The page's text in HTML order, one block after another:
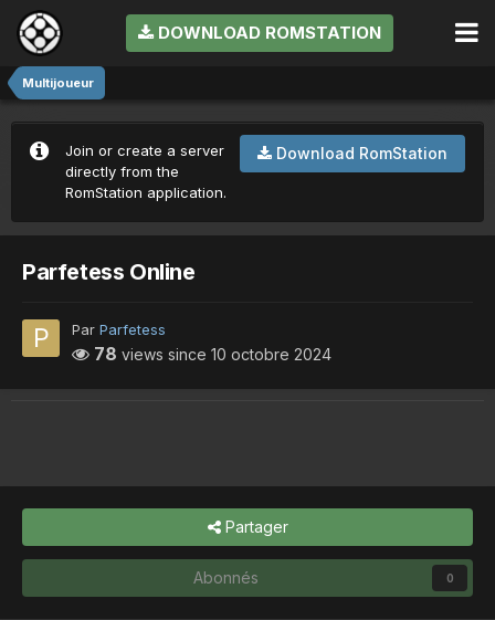
DOWNLOAD ROMSTATION
Multijoueur
Download RomStation
Join or create a server
directly from the
RomStation application.
Parfetess Online
Par Parfetess
78 views since 10 octobre 2024
Partager
Abonnés 0